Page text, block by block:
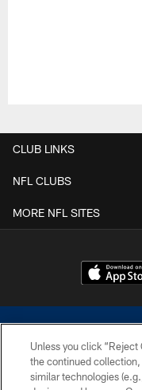
CLUB LINKS
NFL CLUBS
MORE NFL SITES
Unless you click “Reject
the continued
similar technologies